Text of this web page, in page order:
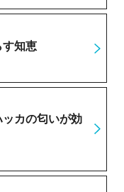
す知恵
カの匂いが効